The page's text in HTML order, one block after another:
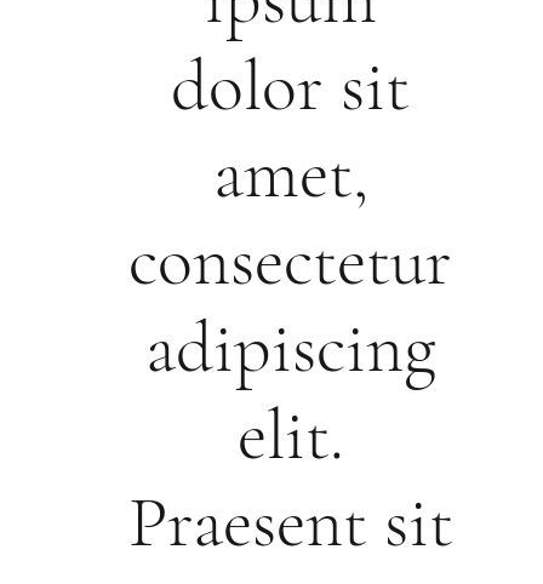
dolor sit
amet,
consectetur
adipiscing
elit.
Praesent sit